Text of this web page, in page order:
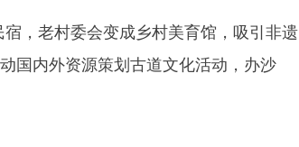
，老村委会变成乡村美育馆，吸引非遗
国内外资源策划古道文化活动，办沙